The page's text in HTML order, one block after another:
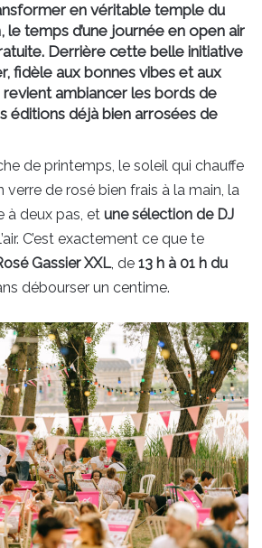
en véritable temple du
temps d’une journée en open air
Derrière cette belle initiative
fidèle aux bonnes vibes et aux
revient ambiancer les bords de
éditions déjà bien arrosées de
de printemps, le soleil qui chauffe
verre de rosé bien frais à la main, la
à deux pas, et une sélection de DJ
C’est exactement ce que te
Gassier XXL, de 13 h à 01 h du
débourser un centime.